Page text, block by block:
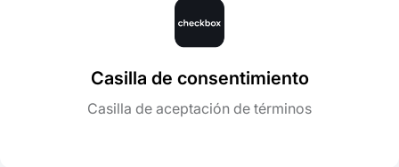
Casilla de consentimiento
Casilla de aceptación de términos